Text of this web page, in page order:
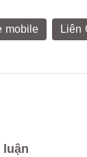
mobile Liên
luận